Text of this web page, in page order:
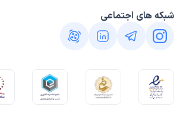
شبکه های اجتماعی